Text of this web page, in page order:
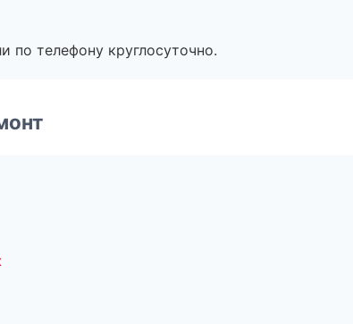
по телефону круглосуточно.